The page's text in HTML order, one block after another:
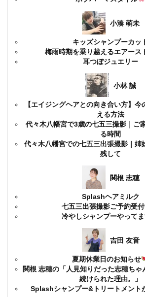
小湊 萌未
キッズシャンプーカッ
梅雨時期を乗り越えるエアース
耳つぼジュエリー
小林 誠
【エイジングヘアとの向き合い方】
える方法
代々木八幡宮で3歳の七五三撮影｜ご
る時間
代々木八幡宮での七五三出張撮影｜姉
残して
関根 志穂
Splashヘアミルク
七五三出張撮影ご予約受
冷やしシャンプーやって
吉田 友音
夏期休業日のお知らせ
関根 志穂の「人見知りだった志穂ちゃ
続けられた理由。」
Splashシャンプー&トリートメン